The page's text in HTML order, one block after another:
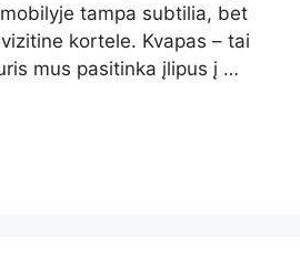
tampa subtilia, bet
kortele. Kvapas – tai
mus pasitinka įlipus į …